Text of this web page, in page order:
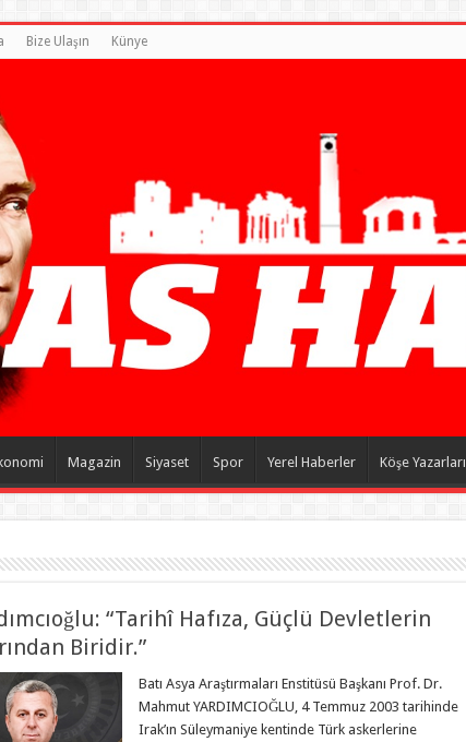
Bize Ulaşın Künye
Magazin Siyaset Spor Yerel Haberler Köşe Yazarları
“Tarihî Hafıza, Güçlü Devletlerin
Biridir.”
Batı Asya Araştırmaları Enstitüsü Başkanı Prof. Dr.
Mahmut YARDIMCIOĞLU, 4 Temmuz 2003 tarihinde
Irak’ın Süleymaniye kentinde Türk askerlerine